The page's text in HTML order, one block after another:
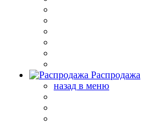
Распродажа
назад в меню